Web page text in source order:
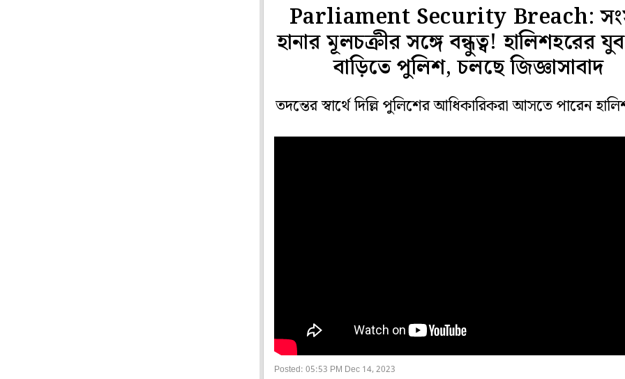
Parliament Security Breach:
হানার মূলচক্রীর সঙ্গে বন্ধুত্ব! হালিশহরের
বাড়িতে পুলিশ, চলছে জিজ্ঞাসাবাদ
তদন্তের স্বার্থে দিল্লি পুলিশের আধিকারিকরা আসতে পারেন
Posted: 05:53 PM Dec 14, 2023